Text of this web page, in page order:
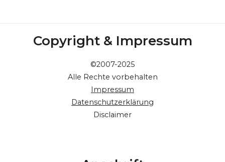
Copyright & Impressum
©2007-2025
Alle Rechte vorbehalten
Impressum
Datenschutzerklärung
Disclaimer